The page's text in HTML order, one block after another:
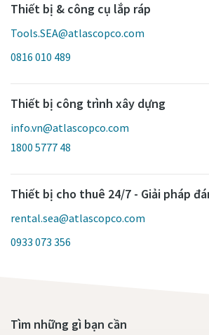
Thiết bị & công cụ lắp ráp
Tools.SEA@atlascopco.com
0816 010 489
Thiết bị công trình xây dựng
info.vn@atlascopco.com
1800 5777 48
Thiết bị cho thuê 24/7 - Giải pháp
rental.sea@atlascopco.com
0933 073 356
Tìm những gì bạn cần